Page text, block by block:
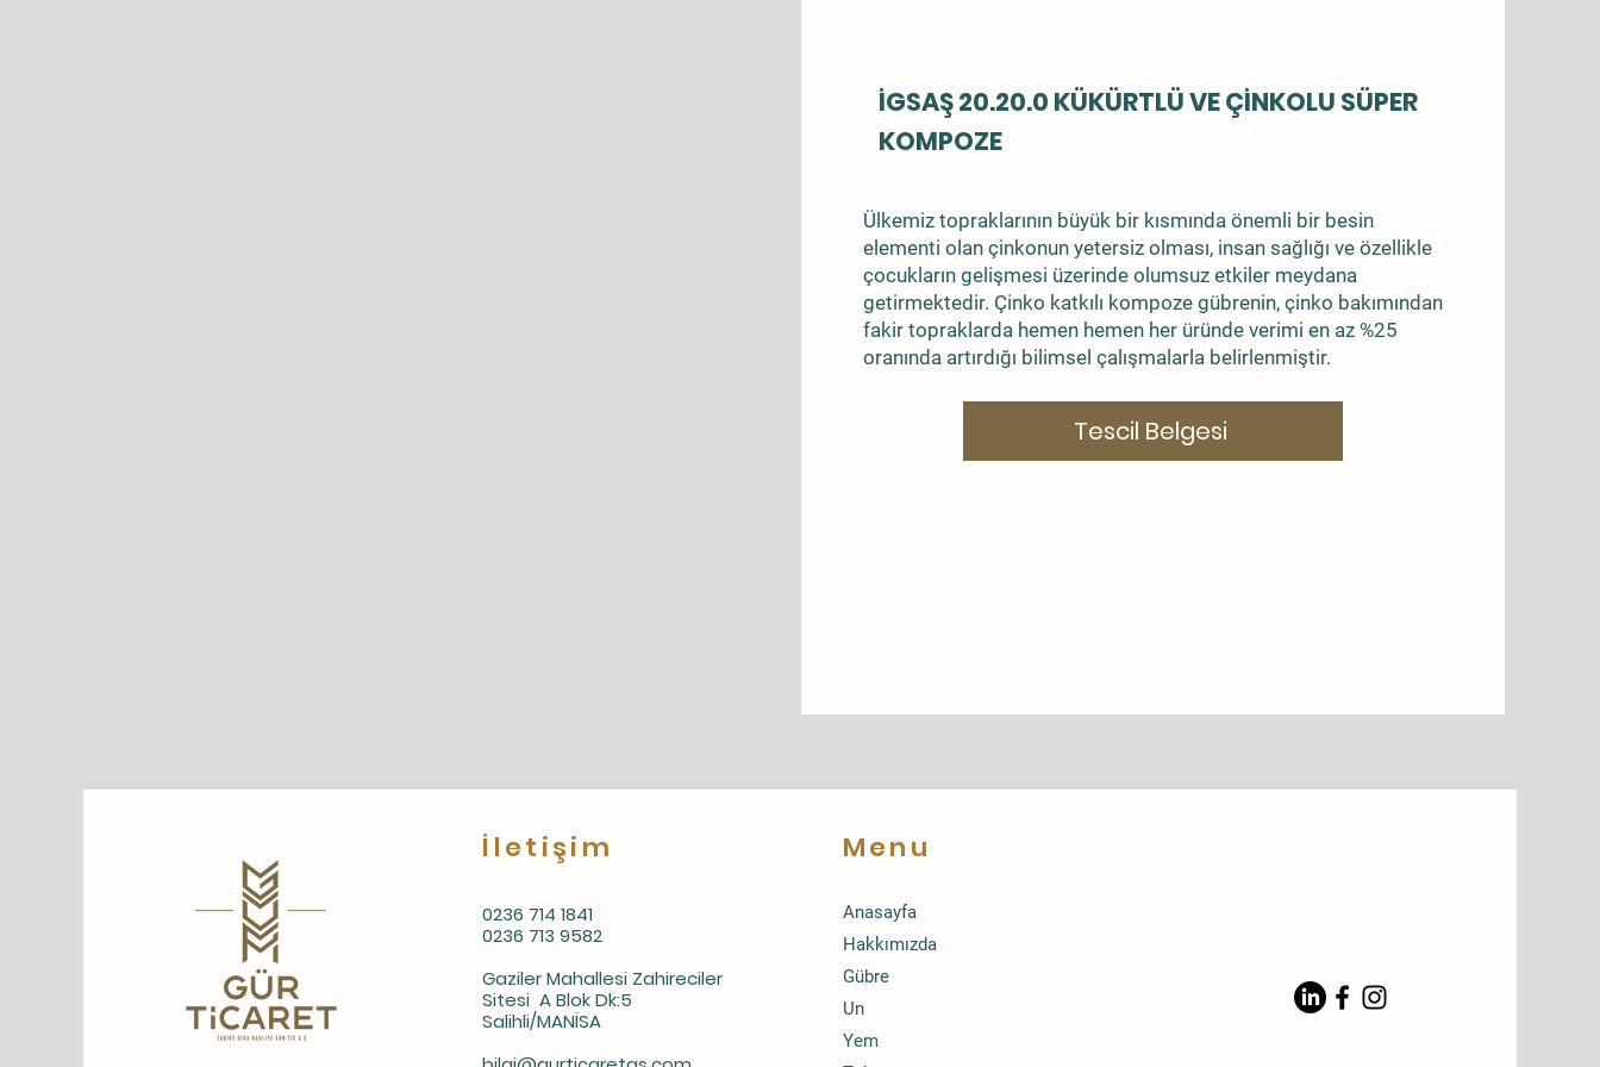
İGSAŞ 20.20.0 KÜKÜRTLÜ VE ÇİNKOLU SÜPER
KOMPOZE
Ülkemiz topraklarının büyük bir kısmında önemli bir besin
elementi olan çinkonun yetersiz olması, insan sağlığı ve özellikle
çocukların gelişmesi üzerinde olumsuz etkiler meydana
getirmektedir. Çinko katkılı kompoze gübrenin, çinko bakımından
fakir topraklarda hemen hemen her üründe verimi en az %25
oranında artırdığı bilimsel çalışmalarla belirlenmiştir.
Tescil Belgesi
İletişim
0236 714 1841
0236 713 9582
Gaziler Mahallesi Zahireciler
Sitesi A Blok Dk:5
Salihli/MANİSA
Menu
Anasayfa
Hakkımızda
Gübre
Un
Yem